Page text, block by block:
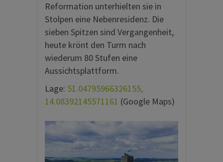
Reformation unterhielten sie in
Stolpen eine Nebenresidenz. Die
sieben Spitzen sind Vergangenheit,
heute krönt den Turm nach
wiederum 80 Stufen eine
Aussichtsplattform.
Lage: 51.04795966326155,
14.08392145571161 (Google Maps)